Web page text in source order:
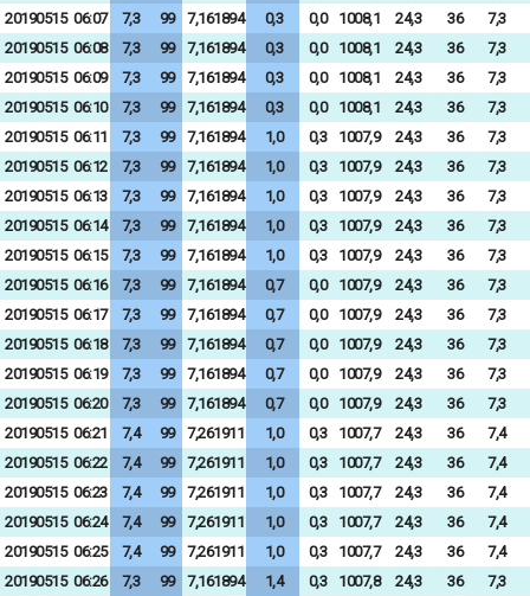
20190515 06:07 7,3 99 7,161894 0,3 0,0 1008,1 24,3 36
7,3
20190515 06:08 7,3 99 7,161894 0,3 0,0 1008,1 24,3 36
7,3
20190515 06:09 7,3 99 7,161894 0,3 0,0 1008,1 24,3 36
7,3
20190515 06:10 7,3 99 7,161894 0,3 0,0 1008,1 24,3 36
7,3
20190515 06:11 7,3 99 7,161894 1,0 0,3 1007,9 24,3 36
7,3
20190515 06:12 7,3 99 7,161894 1,0 0,3 1007,9 24,3 36
7,3
20190515 06:13 7,3 99 7,161894 1,0 0,3 1007,9 24,3 36
7,3
20190515 06:14 7,3 99 7,161894 1,0 0,3 1007,9 24,3 36
7,3
20190515 06:15 7,3 99 7,161894 1,0 0,3 1007,9 24,3 36
7,3
20190515 06:16 7,3 99 7,161894 0,7 0,0 1007,9 24,3 36
7,3
20190515 06:17 7,3 99 7,161894 0,7 0,0 1007,9 24,3 36
7,3
20190515 06:18 7,3 99 7,161894 0,7 0,0 1007,9 24,3 36
7,3
20190515 06:19 7,3 99 7,161894 0,7 0,0 1007,9 24,3 36
7,3
20190515 06:20 7,3 99 7,161894 0,7 0,0 1007,9 24,3 36
7,3
20190515 06:21 7,4 99 7,261911 1,0 0,3 1007,7 24,3 36
7,4
20190515 06:22 7,4 99 7,261911 1,0 0,3 1007,7 24,3 36
7,4
20190515 06:23 7,4 99 7,261911 1,0 0,3 1007,7 24,3 36
7,4
20190515 06:24 7,4 99 7,261911 1,0 0,3 1007,7 24,3 36
7,4
20190515 06:25 7,4 99 7,261911 1,0 0,3 1007,7 24,3 36
7,4
20190515 06:26 7,3 99 7,161894 1,4 0,3 1007,8 24,3 36
7,3